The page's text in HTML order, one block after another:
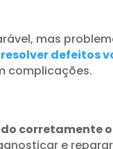
mas
resolver defeitos
complicações.
corretamente
e